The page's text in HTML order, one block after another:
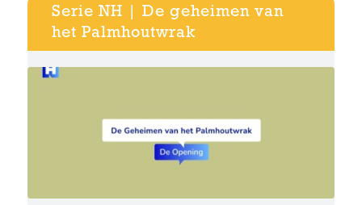
Serie NH | De geheimen van
het Palmhoutwrak